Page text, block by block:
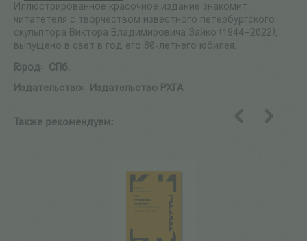
Иллюстрированное красочное издание знакомит
читатетеля с творчеством известного петербургского
скульптора Виктора Владимировича Зайко (1944–2022),
выпущено в свет в год его 80-летнего юбилея.
Город:
СПб.
Издательство:
Издательство РХГА
Также рекомендуем: